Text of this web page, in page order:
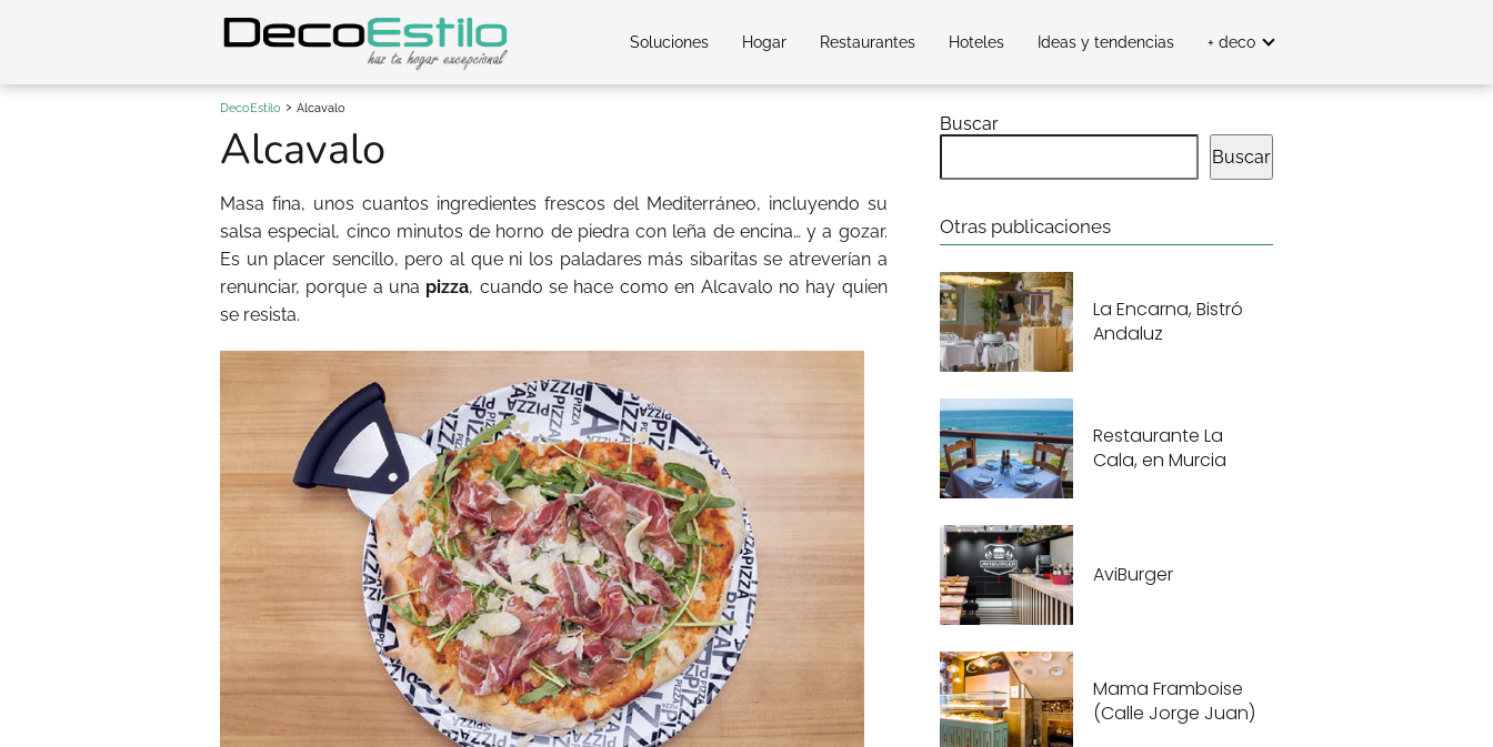
Soluciones Hogar Restaurantes Hoteles Ideas y tendencias + deco
DecoEstilo Alcavalo
Alcavalo
Masa fina, unos cuantos ingredientes frescos del Mediterráneo, incluyendo su
salsa especial, cinco minutos de horno de piedra con leña de encina… y a gozar.
Es un placer sencillo, pero al que ni los paladares más sibaritas se atreverían a
renunciar, porque a una pizza, cuando se hace como en Alcavalo no hay quien
se resista.
Buscar
Buscar
Otras publicaciones
La Encarna, Bistró
Andaluz
Restaurante La
Cala, en Murcia
AviBurger
Mama Framboise
(Calle Jorge Juan)